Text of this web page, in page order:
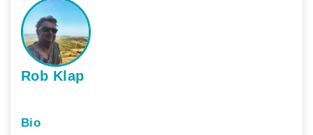
Rob Klap
Bio